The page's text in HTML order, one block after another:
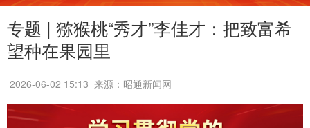
专题 | 猕猴桃“秀才”李佳才：把致富希
望种在果园里
2026-06-02 15:13 来源：昭通新闻网